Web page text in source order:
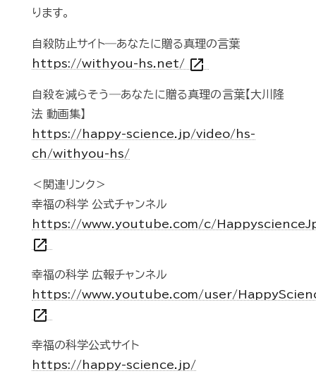
ります。
自殺防止サイト―あなたに贈る真理の言葉
https://withyou-hs.net/ open_in_new
自殺を減らそう―あなたに贈る真理の言葉【大川隆
法 動画集】
https://happy-science.jp/video/hs-
ch/withyou-hs/
＜関連リンク＞
幸福の科学 公式チャンネル
https://www.youtube.com/c/
open_in_new
幸福の科学 広報チャンネル
https://www.youtube.com/user/
open_in_new
幸福の科学公式サイト
https://happy-science.jp/